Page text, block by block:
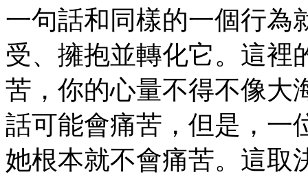
一句話和同樣的一個行為
受、擁抱並轉化它。這裡
苦，你的心量不得不像大
話可能會痛苦，但是，一
她根本就不會痛苦。這取